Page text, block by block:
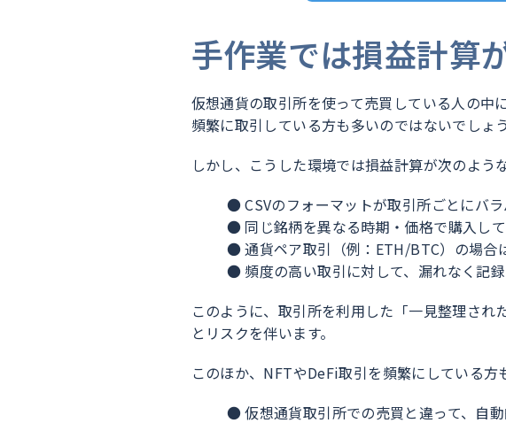
手作業では損益計算
仮想通貨の取引所を使って売買している人の中
頻繁に取引している方も多いのではないでしょう
しかし、こうした環境では損益計算が次のよう
● CSVのフォーマットが取引所ごとにバ
● 同じ銘柄を異なる時期・価格で購入し
● 通貨ペア取引（例：ETH/BTC）の場合
● 頻度の高い取引に対して、漏れなく記
このように、取引所を利用した「一見整理さ
とリスクを伴います。
このほか、NFTやDeFi取引を頻繁にしている方
● 仮想通貨取引所での売買と違って、自